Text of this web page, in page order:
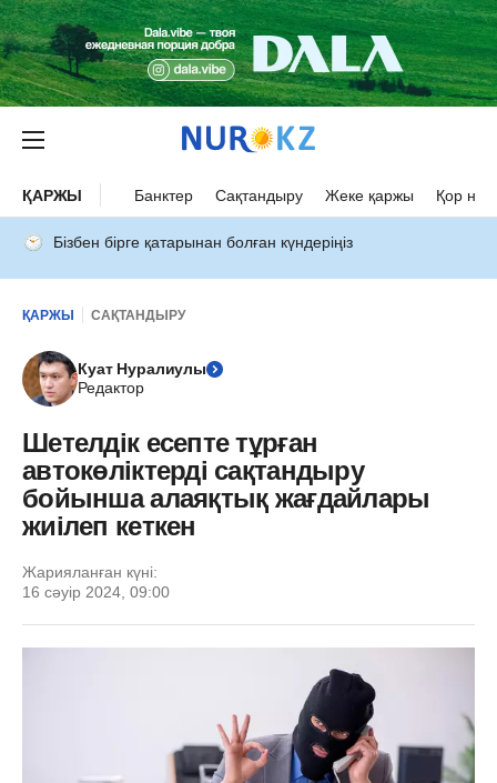
ҚАРЖЫ Банктер Сақтандыру Жеке қаржы Қор
Бізбен бірге қатарынан болған күндеріңіз
ҚАРЖЫ САҚТАНДЫРУ
Куат Нуралиулы
Редактор
Шетелдік есепте тұрған
автокөліктерді сақтандыру
бойынша алаяқтық жағдайлары
жиілеп кеткен
Жарияланған күні:
16 сәуір 2024, 09:00